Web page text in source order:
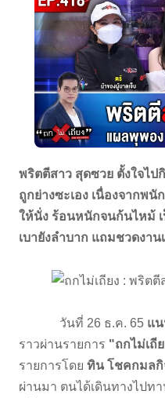
พริตตีสาว สุดซวย ตั้งใจไ
ถูกย่างซะเอง เนื่องจากพนั
ให้นั่ง ร้อนหนักจนก้นไหม้
เบายังลำบาก แถมชวดงาน
วันที่ 26 ธ.ค. 65 แน
ราวผ่านรายการ "ถกไม่เถี
รายการโดย ทิน โชคกมลกิ
ผ่านมา ตนได้เดินทางไปท